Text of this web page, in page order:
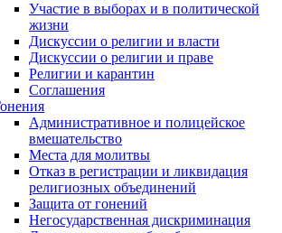
Участие в выборах и в политической
жизни
Дискуссии о религии и власти
Дискуссии о религии и праве
Религии и карантин
Соглашения
Административное и полицейское
вмешательство
Места для молитвы
Отказ в регистрации и ликвидация
религиозных объединений
Защита от гонений
Негосударственная дискриминация